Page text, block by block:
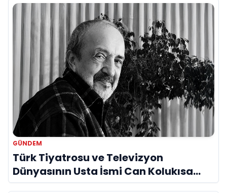
GÜNDEM
Türk Tiyatrosu ve Televizyon
Dünyasının Usta İsmi Can Kolukısa
Hayatını Kaybetti